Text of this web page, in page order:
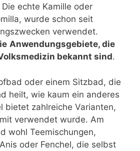
echte Kamille oder
wurde schon seit
verwendet.
Anwendungsgebiete, die
bekannt sind.
oder einem Sitzbad, die
heilt, wie kaum ein anderes
bietet zahlreiche Varianten,
verwendet wurde. Am
wohl Teemischungen,
oder Fenchel, die selbst